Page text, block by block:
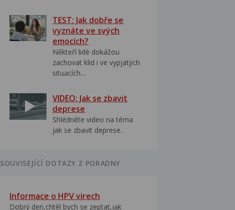
TEST: Jak dobře se
vyznáte ve svých
emocích?
Někteří lidé dokážou
zachovat klid i ve vypjatých
situacích....
VIDEO: Jak se zbavit
deprese
Shlédněte video na téma
jak se zbavit deprese..
SOUVISEJÍCÍ DOTAZY Z PORADNY
Informace o HPV virech
Dobrý den,chtěl bych se zeptat,jak